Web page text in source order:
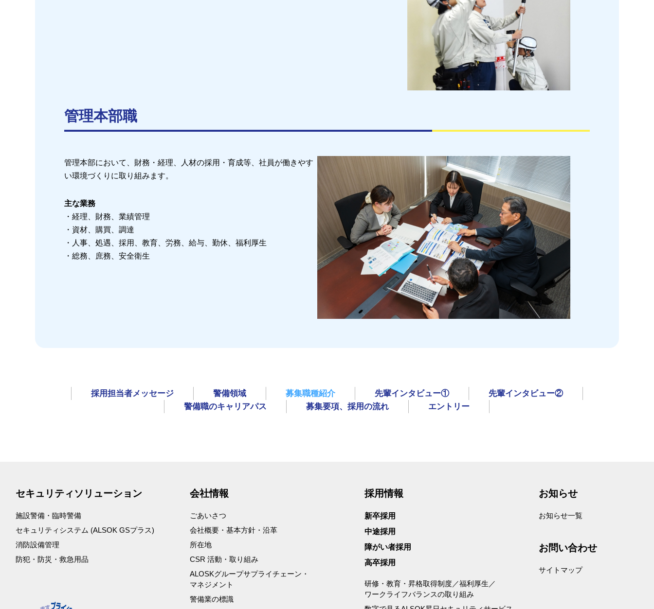
管理本部職
管理本部において、財務・経理、人材の採用・育成等、社員が働きやす
い環境づくりに取り組みます。
主な業務
・経理、財務、業績管理
・資材、購買、調達
・人事、処遇、採用、教育、労務、給与、勤休、福利厚生
・総務、庶務、安全衛生
採用担当者メッセージ 警備領域 募集職種紹介 先輩インタビュー①
先輩インタビュー②
警備職のキャリアパス
募集要項、採用の流れ エントリー
セキュリティソリューション
施設警備・臨時警備
セキュリティシステム (ALSOK GSプラス)
消防設備管理
防犯・防災・救急⽤品
会社情報
ごあいさつ
会社概要・基本方針・沿革
所在地
CSR 活動・取り組み
ALOSKグループサプライチェーン・
マネジメント
警備業の標識
採用情報
新卒採⽤
中途採用
障がい者採⽤
高卒採⽤
研修・教育・昇格取得制度／福利厚生／
ワークライフバランスの取り組み
お知らせ
お知らせ一覧
お問い合わせ
サイトマップ